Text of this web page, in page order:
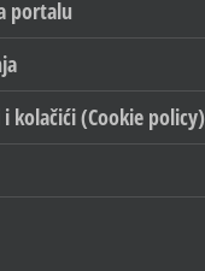
portalu
kolačići (Cookie policy)